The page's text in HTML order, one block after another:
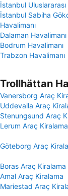
İstanbul Uluslararası
İstanbul Sabiha
Havalimanı
Dalaman Havalimanı
Bodrum Havalimanı
Trabzon Havalimanı
Trollhättan
Vanersborg Araç
Uddevalla Araç
Stenungsund Araç
Lerum Araç Kiralama
Göteborg Araç
Boras Araç Kiralama
Amal Araç Kiralama
Mariestad Araç